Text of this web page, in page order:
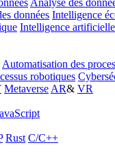
Analyse des
données Intelligence
Intelligence artificielle
Automatisation des
robotiques
Metaverse AR& VR
Rust C/C++